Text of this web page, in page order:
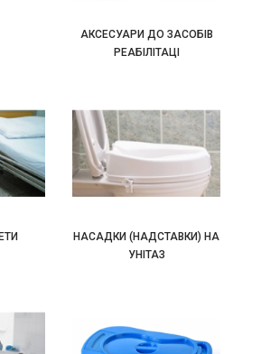
АКСЕСУАРИ ДО ЗАСОБІВ
РЕАБІЛІТАЦІ
НАСАДКИ (НАДСТАВКИ) НА
УНІТАЗ